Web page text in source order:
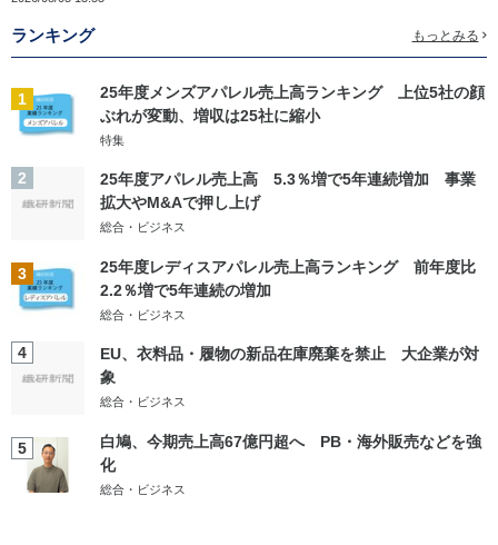
ランキング もっとみる
1
25年度メンズアパレル売上高ランキング 上位5社の顔
ぶれが変動、増収は25社に縮小
特集
2
25年度アパレル売上高 5.3％増で5年連続増加 事業
拡大やM&Aで押し上げ
総合・ビジネス
3
25年度レディスアパレル売上高ランキング 前年度比
2.2％増で5年連続の増加
総合・ビジネス
4
EU、衣料品・履物の新品在庫廃棄を禁止 大企業が対
象
総合・ビジネス
5
白鳩、今期売上高67億円超へ PB・海外販売などを強
化
総合・ビジネス